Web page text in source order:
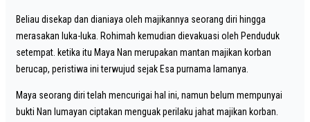
Beliau disekap dan dianiaya oleh majikannya seorang diri hingga
merasakan luka-luka. Rohimah kemudian dievakuasi oleh Penduduk
setempat. ketika itu Maya Nan merupakan mantan majikan korban
berucap, peristiwa ini terwujud sejak Esa purnama lamanya.
Maya seorang diri telah mencurigai hal ini, namun belum mempunyai
bukti Nan lumayan ciptakan menguak perilaku jahat majikan korban.